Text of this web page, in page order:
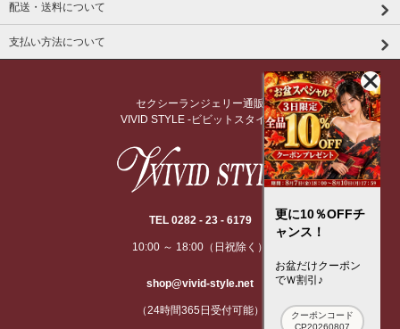
配送・送料について
支払い方法について
セクシーランジェリー通販
VIVID STYLE -ビビットスタイル-
TEL 0282 - 23 - 6179
10:00 ～ 18:00（日祝除く）
shop@vivid-style.net
（24時間365日受付可能）
更に10％OFFチ
ャンス！
お盆だけクーポン
でＷ割引♪
クーポンコード
CP20260807